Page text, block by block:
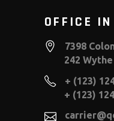
OFFICE
7398
242
+ (123)
+ (123)